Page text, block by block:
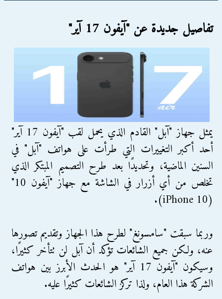
تفاصيل جديدة عن "آيفون 17 آير"
يمثل جهاز "آبل" القادم الذي يحمل لقب "آيفون 17 آير"
أحد أكبر التغييرات التي طرأت على هواتف "آبل" في
السنين الماضية، وتحديدًا بعد طرح التصميم المبتكر الذي
تخلص من أي أزرار في الشاشة مع جهاز "آيفون 10"
(iPhone 10).
وربما سبقت "سامسونغ" لطرح هذا الجهاز وتقديم تصورها
عنه، ولكن جميع الشائعات تؤكد أن آبل لن تتأخر كثيرًا،
وسيكون "آيفون 17 آير" هو الحدث الأبرز بين هواتف
الشركة هذا العام، ولذا تركز الشائعات كثيرًا عليه.